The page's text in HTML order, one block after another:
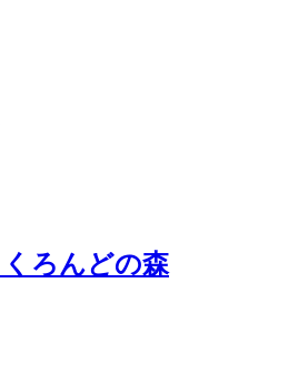
くろんどの森